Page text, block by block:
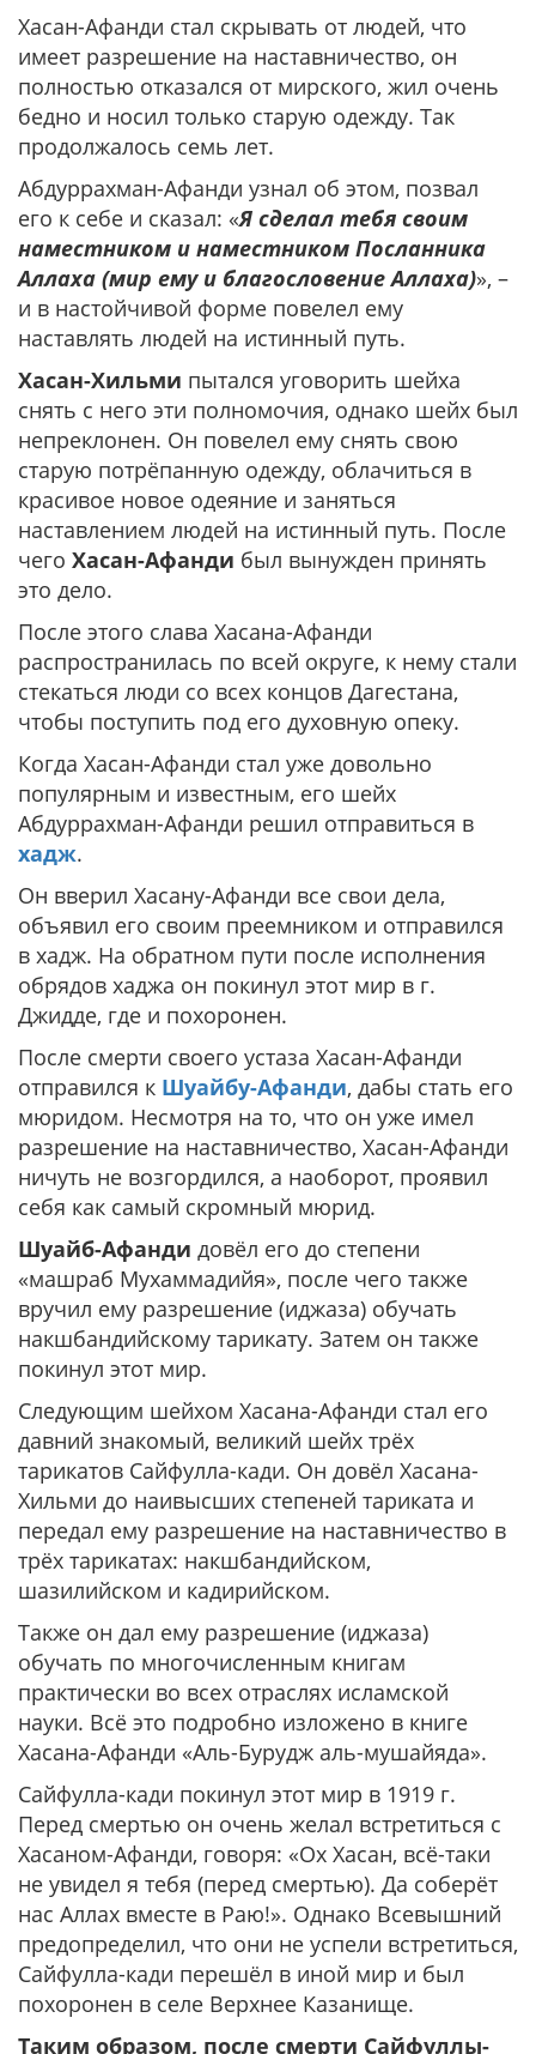
Хасан-Афанди стал скрывать от людей, что
имеет разрешение на наставничество, он
полностью отказался от мирского, жил очень
бедно и носил только старую одежду. Так
продолжалось семь лет.
Абдуррахман-Афанди узнал об этом, позвал
его к себе и сказал: «Я сделал тебя своим
наместником и наместником Посланника
Аллаха (мир ему и благословение Аллаха)», –
и в настойчивой форме повелел ему
наставлять людей на истинный путь.
Хасан-Хильми пытался уговорить шейха
снять с него эти полномочия, однако шейх был
непреклонен. Он повелел ему снять свою
старую потрёпанную одежду, облачиться в
красивое новое одеяние и заняться
наставлением людей на истинный путь. После
чего Хасан-Афанди был вынужден принять
это дело.
После этого слава Хасана-Афанди
распространилась по всей округе, к нему стали
стекаться люди со всех концов Дагестана,
чтобы поступить под его духовную опеку.
Когда Хасан-Афанди стал уже довольно
популярным и известным, его шейх
Абдуррахман-Афанди решил отправиться в
хадж.
Он вверил Хасану-Афанди все свои дела,
объявил его своим преемником и отправился
в хадж. На обратном пути после исполнения
обрядов хаджа он покинул этот мир в г.
Джидде, где и похоронен.
После смерти своего устаза Хасан-Афанди
отправился к Шуайбу-Афанди, дабы стать его
мюридом. Несмотря на то, что он уже имел
разрешение на наставничество, Хасан-Афанди
ничуть не возгордился, а наоборот, проявил
себя как самый скромный мюрид.
Шуайб-Афанди довёл его до степени
«машраб Мухаммадийя», после чего также
вручил ему разрешение (иджаза) обучать
накшбандийскому тарикату. Затем он также
покинул этот мир.
Следующим шейхом Хасана-Афанди стал его
давний знакомый, великий шейх трёх
тарикатов Сайфулла-кади. Он довёл Хасана-
Хильми до наивысших степеней тариката и
передал ему разрешение на наставничество в
трёх тарикатах: накшбандийском,
шазилийском и кадирийском.
Также он дал ему разрешение (иджаза)
обучать по многочисленным книгам
практически во всех отраслях исламской
науки. Всё это подробно изложено в книге
Хасана-Афанди «Аль-Бурудж аль-мушайяда».
Сайфулла-кади покинул этот мир в 1919 г.
Перед смертью он очень желал встретиться с
Хасаном-Афанди, говоря: «Ох Хасан, всё-таки
не увидел я тебя (перед смертью). Да соберёт
нас Аллах вместе в Раю!». Однако Всевышний
предопределил, что они не успели встретиться,
Сайфулла-кади перешёл в иной мир и был
похоронен в селе Верхнее Казанище.
Таким образом, после смерти Сайфуллы-